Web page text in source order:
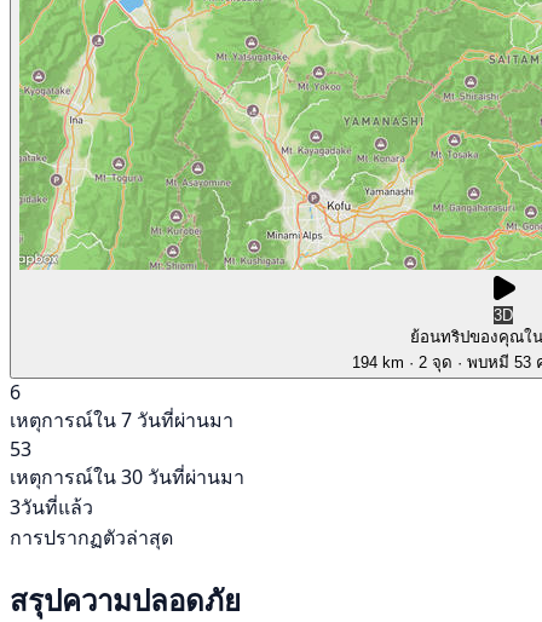
3D
ย้อนทริปของคุณใ
194 km · 2 จุด · พบหมี 53
6
เหตุการณ์ใน 7 วันที่ผ่านมา
53
เหตุการณ์ใน 30 วันที่ผ่านมา
3วันที่แล้ว
การปรากฏตัวล่าสุด
สรุปความปลอดภัย